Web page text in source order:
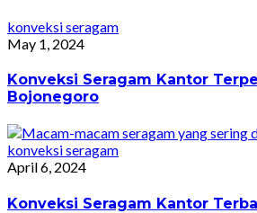
konveksi seragam
May 1, 2024
Konveksi Seragam Kantor
Bojonegoro
konveksi seragam
April 6, 2024
Konveksi Seragam Kantor